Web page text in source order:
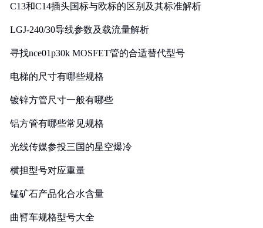
C13和C14插头国标与欧标的区别及其标准解析
LGJ-240/30导线参数及载流量解析
寻找nce01p30k MOSFET管的合适替代型号
电梯的尺寸有哪些规格
镀锌方管尺寸一般有哪些
铝方管有哪些常见规格
光线传媒参投三国的星空爆冷
横担型号对应重量
锰矿石产品化合水含量
曲臂车规格型号大全